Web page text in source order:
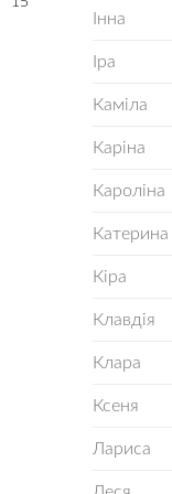
Інна
Іра
Каміла
Каріна
Кароліна
Катерина
Кіра
Клавдія
Клара
Ксеня
Лариса